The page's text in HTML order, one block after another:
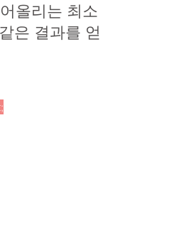
올리는 최소
은 결과를 얻